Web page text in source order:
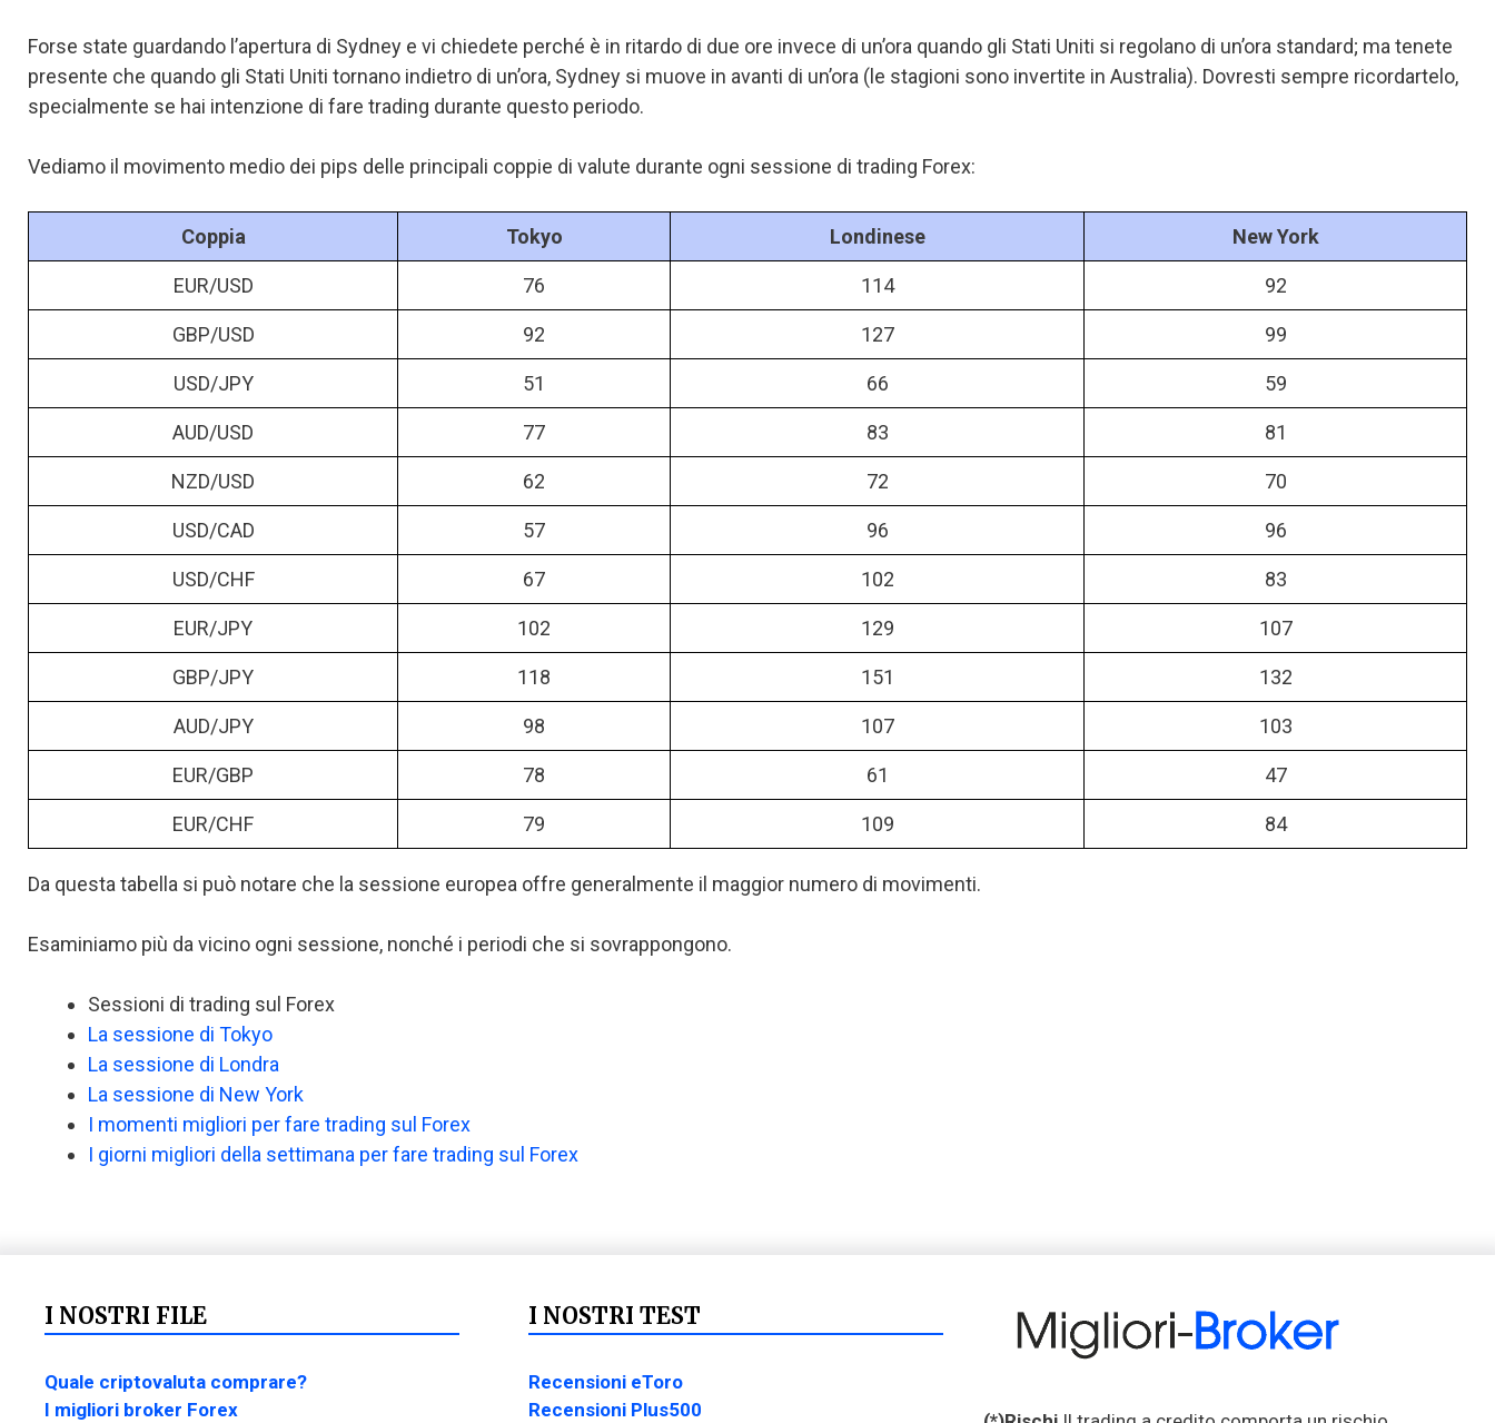
Forse state guardando l’apertura di Sydney e vi chiedete perché è in ritardo di due ore invece di un’ora quando gli Stati Uniti si regolano di un’ora standard; ma tenete
presente che quando gli Stati Uniti tornano indietro di un’ora, Sydney si muove in avanti di un’ora (le stagioni sono invertite in Australia). Dovresti sempre ricordartelo,
specialmente se hai intenzione di fare trading durante questo periodo.
Vediamo il movimento medio dei pips delle principali coppie di valute durante ogni sessione di trading Forex:
Coppia Tokyo Londinese New York
EUR/USD 76 114 92
GBP/USD 92 127 99
USD/JPY 51 66 59
AUD/USD 77 83 81
NZD/USD 62 72 70
USD/CAD 57 96 96
USD/CHF 67 102 83
EUR/JPY 102 129 107
GBP/JPY 118 151 132
AUD/JPY 98 107 103
EUR/GBP 78 61 47
EUR/CHF 79 109 84
Da questa tabella si può notare che la sessione europea offre generalmente il maggior numero di movimenti.
Esaminiamo più da vicino ogni sessione, nonché i periodi che si sovrappongono.
Sessioni di trading sul Forex
La sessione di Tokyo
La sessione di Londra
La sessione di New York
I momenti migliori per fare trading sul Forex
I giorni migliori della settimana per fare trading sul Forex
I NOSTRI FILE
Quale criptovaluta comprare?
I migliori broker Forex
I NOSTRI TEST
Recensioni eToro
Recensioni Plus500